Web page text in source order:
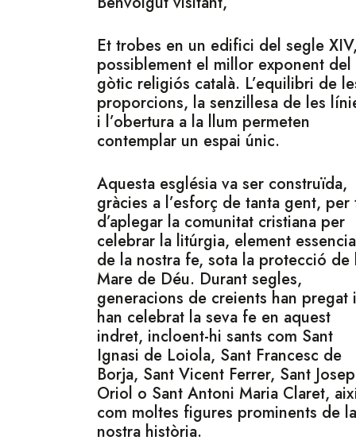
Et trobes en un edifici del segle XIV,
possiblement el millor exponent del
gòtic religiós català. L’equilibri de
proporcions, la senzillesa de les
i l’obertura a la llum permeten
contemplar un espai únic.
Aquesta església va ser construïda,
gràcies a l’esforç de tanta gent, per
d’aplegar la comunitat cristiana per
celebrar la litúrgia, element
de la nostra fe, sota la protecció de
Mare de Déu. Durant segles,
generacions de creients han pregat i
han celebrat la seva fe en aquest
indret, incloent-hi sants com Sant
Ignasi de Loiola, Sant Francesc de
Borja, Sant Vicent Ferrer, Sant Josep
Oriol o Sant Antoni Maria Claret,
com moltes figures prominents de la
nostra història.